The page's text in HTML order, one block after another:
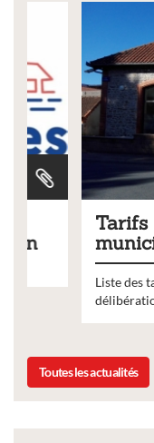
Tarifs
municipaux
Liste des tarifs
délibération du
Toutes les actualités